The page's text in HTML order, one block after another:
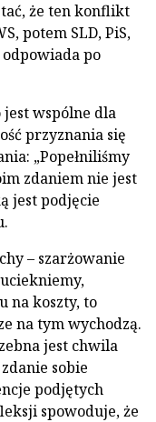
że ten konflikt
potem SLD, PiS,
po
jest wspólne dla
przyznania się
„Popełniliśmy
zdaniem nie jest
jest podjęcie
– szarżowanie
na koszty, to
na tym wychodzą.
jest chwila
sobie
podjętych
spowoduje, że